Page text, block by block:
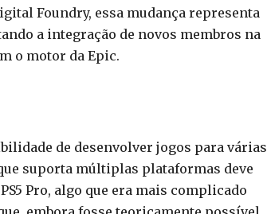
Foundry, essa mudança representa
a integração de novos membros na
o motor da Epic.
de desenvolver jogos para várias
suporta múltiplas plataformas deve
Pro, algo que era mais complicado